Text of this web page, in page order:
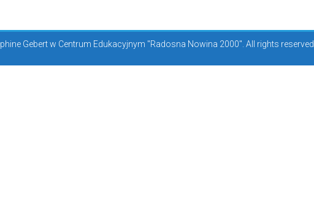
Gebert w Centrum Edukacyjnym "Radosna Nowina 2000". All rights reserved.